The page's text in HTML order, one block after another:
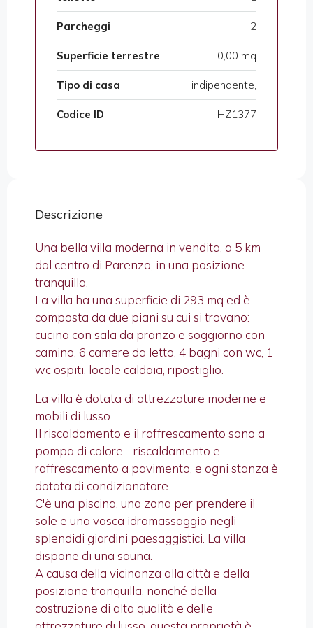
Parcheggi 2
Superficie terrestre 0,00 mq
Tipo di casa indipendente,
Codice ID HZ1377
Descrizione
Una bella villa moderna in vendita, a 5 km
dal centro di Parenzo, in una posizione
tranquilla.
La villa ha una superficie di 293 mq ed è
composta da due piani su cui si trovano:
cucina con sala da pranzo e soggiorno con
camino, 6 camere da letto, 4 bagni con wc, 1
wc ospiti, locale caldaia, ripostiglio.
La villa è dotata di attrezzature moderne e
mobili di lusso.
Il riscaldamento e il raffrescamento sono a
pompa di calore - riscaldamento e
raffrescamento a pavimento, e ogni stanza è
dotata di condizionatore.
C'è una piscina, una zona per prendere il
sole e una vasca idromassaggio negli
splendidi giardini paesaggistici. La villa
dispone di una sauna.
A causa della vicinanza alla città e della
posizione tranquilla, nonché della
costruzione di alta qualità e delle